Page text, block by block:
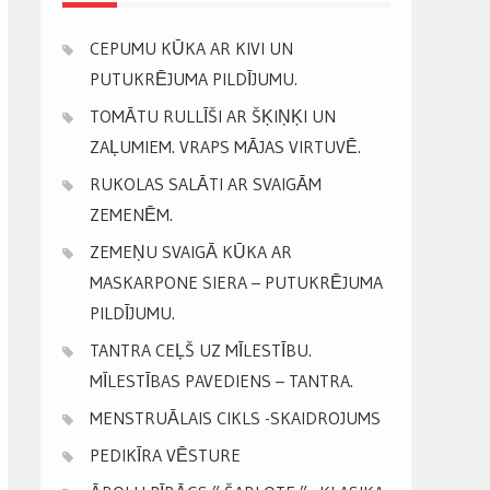
CEPUMU KŪKA AR KIVI UN
PUTUKRĒJUMA PILDĪJUMU.
TOMĀTU RULLĪŠI AR ŠĶIŅĶI UN
ZAĻUMIEM. VRAPS MĀJAS VIRTUVĒ.
RUKOLAS SALĀTI AR SVAIGĀM
ZEMENĒM.
ZEMEŅU SVAIGĀ KŪKA AR
MASKARPONE SIERA – PUTUKRĒJUMA
PILDĪJUMU.
TANTRA CEĻŠ UZ MĪLESTĪBU.
MĪLESTĪBAS PAVEDIENS – TANTRA.
MENSTRUĀLAIS CIKLS -SKAIDROJUMS
PEDIKĪRA VĒSTURE